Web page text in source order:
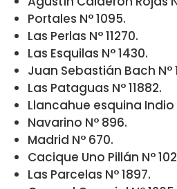
Portales N° 1095.
Las Perlas N° 11270.
Las Esquilas N° 1430.
Juan Sebastián Bach N°
Las Pataguas N° 11882.
Llancahue esquina
Navarino N° 896.
Madrid N° 670.
Cacique Uno Pillán N°
Las Parcelas N° 1897.